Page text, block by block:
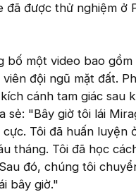
được thử nghiệm ở
bố một video bao
đội ngũ mặt đất.
cánh tam giác sau
sẻ: "Bây giờ tôi lái
Tôi đã huấn luyện
tháng. Tôi đã học
đó, chúng tôi
bây giờ."